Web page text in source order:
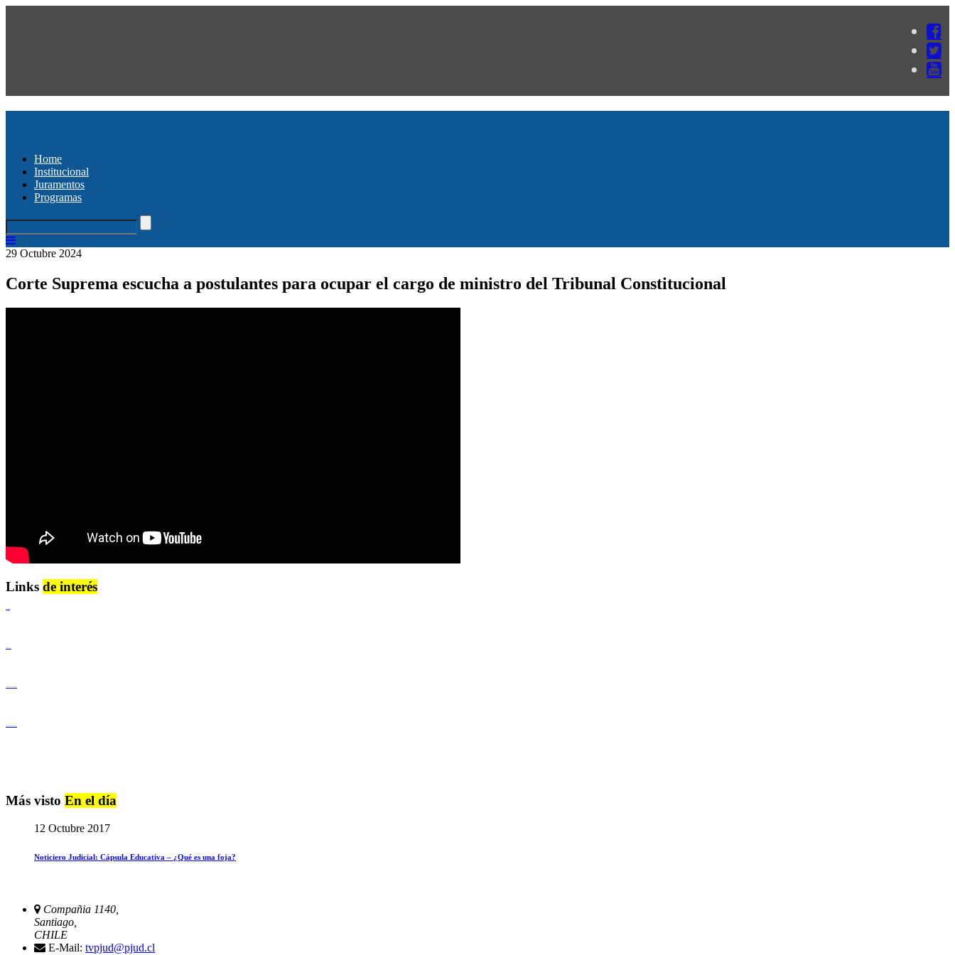
Home
Institucional
Juramentos
Programas
29 Octubre 2024
Corte Suprema escucha a postulantes para ocupar el cargo de ministro del Tribunal Constitucional
Links de interés
Más visto En el día
12 Octubre 2017
Noticiero Judicial: Cápsula Educativa – ¿Qué es una foja?
Compañia 1140,
Santiago,
CHILE
E-Mail: tvpjud@pjud.cl